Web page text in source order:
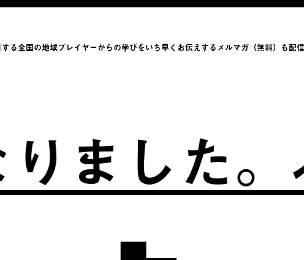
る全国の地域プレイヤーからの学びをいち早くお伝えするメルマガ（無料）も配
した。ふ